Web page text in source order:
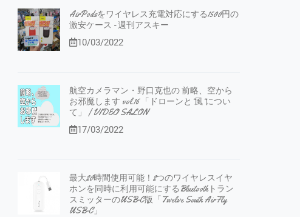
AirPodsをワイヤレス充電対応にする1500円の
激安ケース - 週刊アスキー
10/03/2022
航空カメラマン・野口克也の 前略、空から
お邪魔します vol.16 「ドローンと”風”につい
て」 | VIDEO SALON
17/03/2022
最大20時間使用可能！2つのワイヤレスイヤ
ホンを同時に利用可能にするBluetoothトラン
スミッターのUSB-C版「Twelve South AirFly
USB-C」